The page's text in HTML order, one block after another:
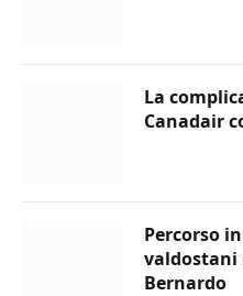
La
Canadair
Percorso
valdostani
Bernardo